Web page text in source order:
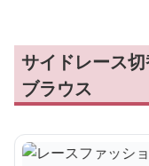
サイドレース
ブラウス